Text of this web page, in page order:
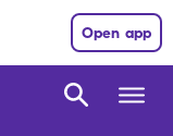
Open app